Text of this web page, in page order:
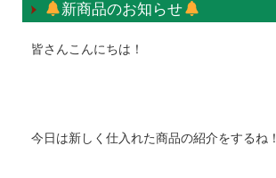
新商品のお知らせ
皆さんこんにちは！
今日は新しく仕入れた商品の紹介をするね！